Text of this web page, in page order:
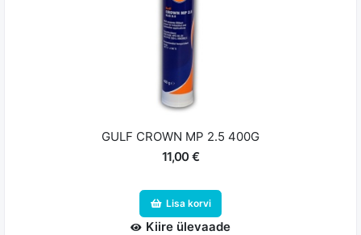
GULF CROWN MP 2.5 400G
11,00 €
Lisa korvi
Kiire ülevaade